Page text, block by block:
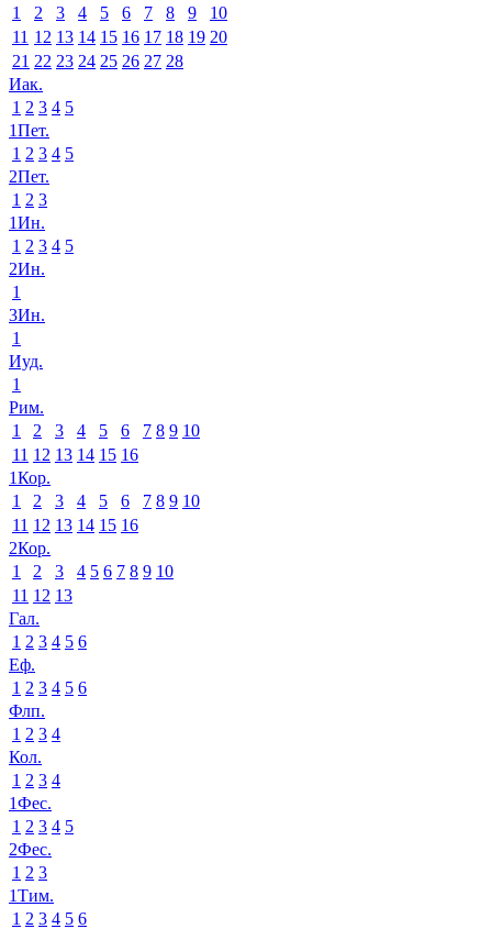
1
2 3 4 5 6 7 8 9
10
11 12 13 14 15 16 17 18 19 20
21 22 23 24 25 26 27 28
Иак.
1 2 3 4 5
1Пет.
1 2 3 4 5
2Пет.
1 2 3
1Ин.
1 2 3 4 5
2Ин.
1
3Ин.
1
Иуд.
1
Рим.
1
2 3 4 5 6 7 8 9 10
11 12 13 14 15 16
1Кор.
1
2 3 4 5 6 7 8 9 10
11 12 13 14 15 16
2Кор.
1
2 3 4 5 6 7 8 9 10
11 12 13
Гал.
1 2 3 4 5 6
Еф.
1 2 3 4 5 6
Флп.
1 2 3 4
Кол.
1 2 3 4
1Фес.
1 2 3 4 5
2Фес.
1 2 3
1Тим.
1 2 3 4 5 6